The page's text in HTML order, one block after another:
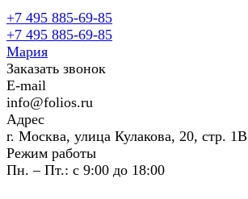
+7 495 885-69-85
+7 495 885-69-85
Мария
Заказать звонок
E-mail
info@folios.ru
Адрес
г. Москва, улица Кулакова, 20, стр. 1В
Режим работы
Пн. – Пт.: с 9:00 до 18:00